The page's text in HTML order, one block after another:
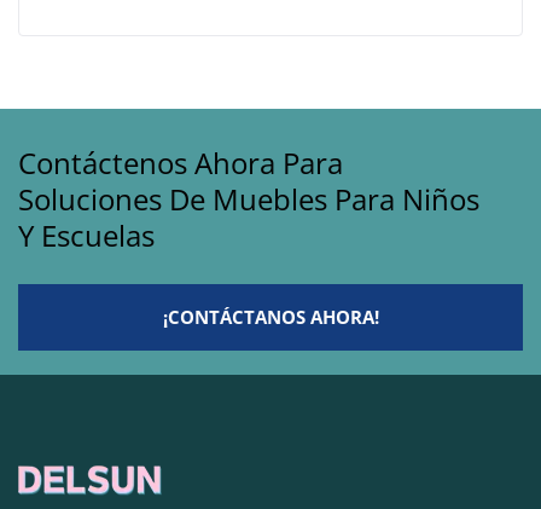
Contáctenos Ahora Para
Soluciones De Muebles Para Niños
Y Escuelas
¡CONTÁCTANOS AHORA!